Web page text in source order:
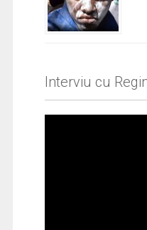
Interviu cu